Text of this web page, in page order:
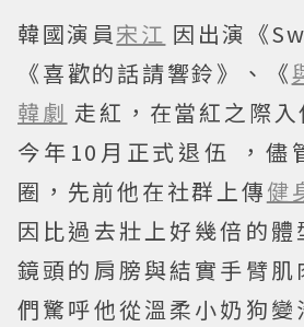
韓國演員宋江 因出演《
《喜歡的話請響鈴》、《
韓劇 走紅，在當紅之際
今年10月正式退伍 ，儘
圈，先前他在社群上傳健
因比過去壯上好幾倍的體
鏡頭的肩膀與結實手臂肌
們驚呼他從溫柔小奶狗變